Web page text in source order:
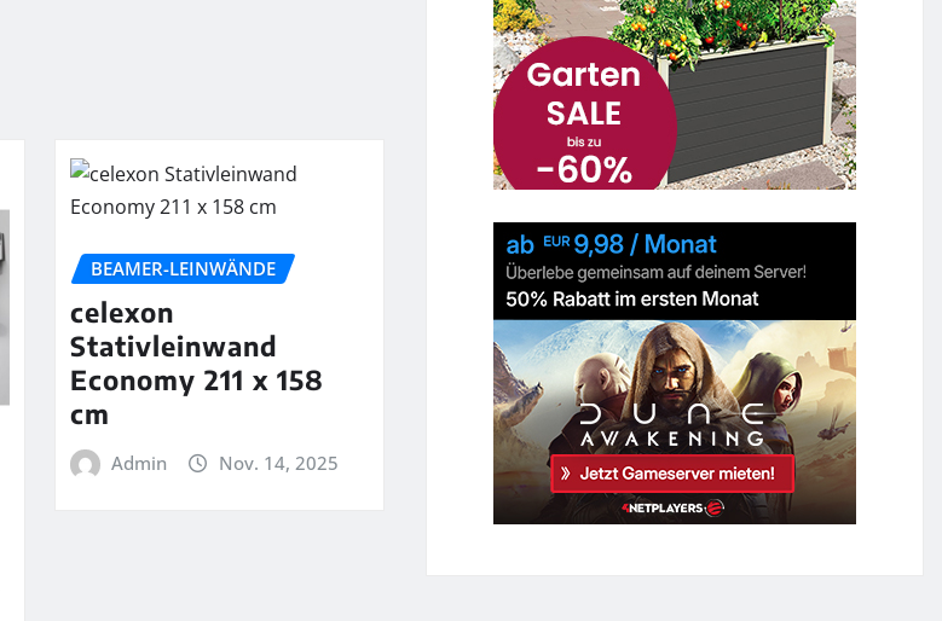
BEAMER-LEINWÄNDE
celexon
Stativleinwand
Economy 211 x 158
cm
Admin Nov. 14, 2025